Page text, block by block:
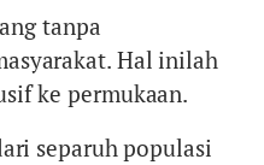
tanpa
Hal inilah
ke permukaan.
separuh populasi